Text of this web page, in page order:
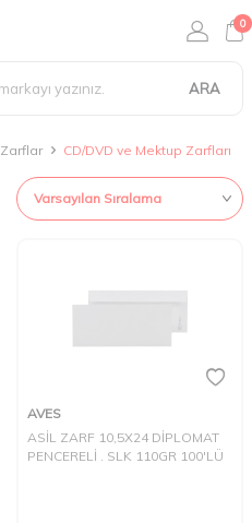
ARA
0
Zarflar CD/DVD ve Mektup Zarfları
AVES
ASİL ZARF 10,5X24 DİPLOMAT
PENCERELİ . SLK 110GR 100'LÜ